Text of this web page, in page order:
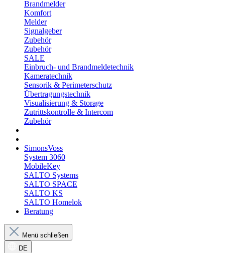
Brandmelder
Komfort
Melder
Signalgeber
Zubehör
Zubehör
SALE
Einbruch- und Brandmeldetechnik
Kameratechnik
Sensorik & Perimeterschutz
Übertragungstechnik
Visualisierung & Storage
Zutrittskontrolle & Intercom
Zubehör
SimonsVoss
System 3060
MobileKey
SALTO Systems
SALTO SPACE
SALTO KS
SALTO Homelok
Beratung
Menü schließen
DE